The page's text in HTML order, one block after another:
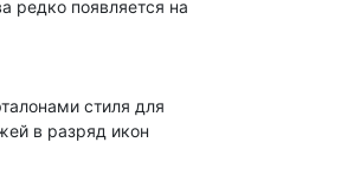
редко появляется на
стиля для
в разряд икон